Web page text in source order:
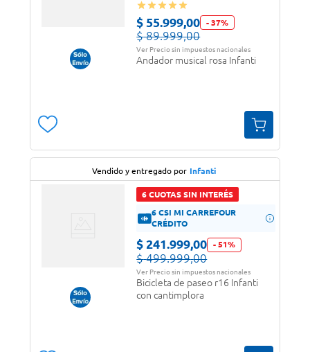
$ 55.999,00 -37%
$ 89.999,00
Ver Precio sin impuestos nacionales
Andador musical rosa Infanti
Vendido y entregado por Infanti
6 CUOTAS SIN INTERÉS
6 CSI MI CARREFOUR
CRÉDITO
$ 241.999,00 -51%
$ 499.999,00
Ver Precio sin impuestos nacionales
Bicicleta de paseo r16 Infanti
con cantimplora